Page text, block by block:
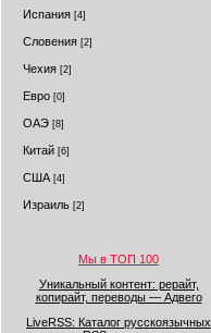
Испания [4]
Словения [2]
Чехия [2]
Евро [0]
ОАЭ [8]
Китай [6]
США [4]
Израиль [2]
Мы в ТОП 100
Уникальный контент: рерайт,
копирайт, переводы — Адвего
LiveRSS: Каталог русскоязычных